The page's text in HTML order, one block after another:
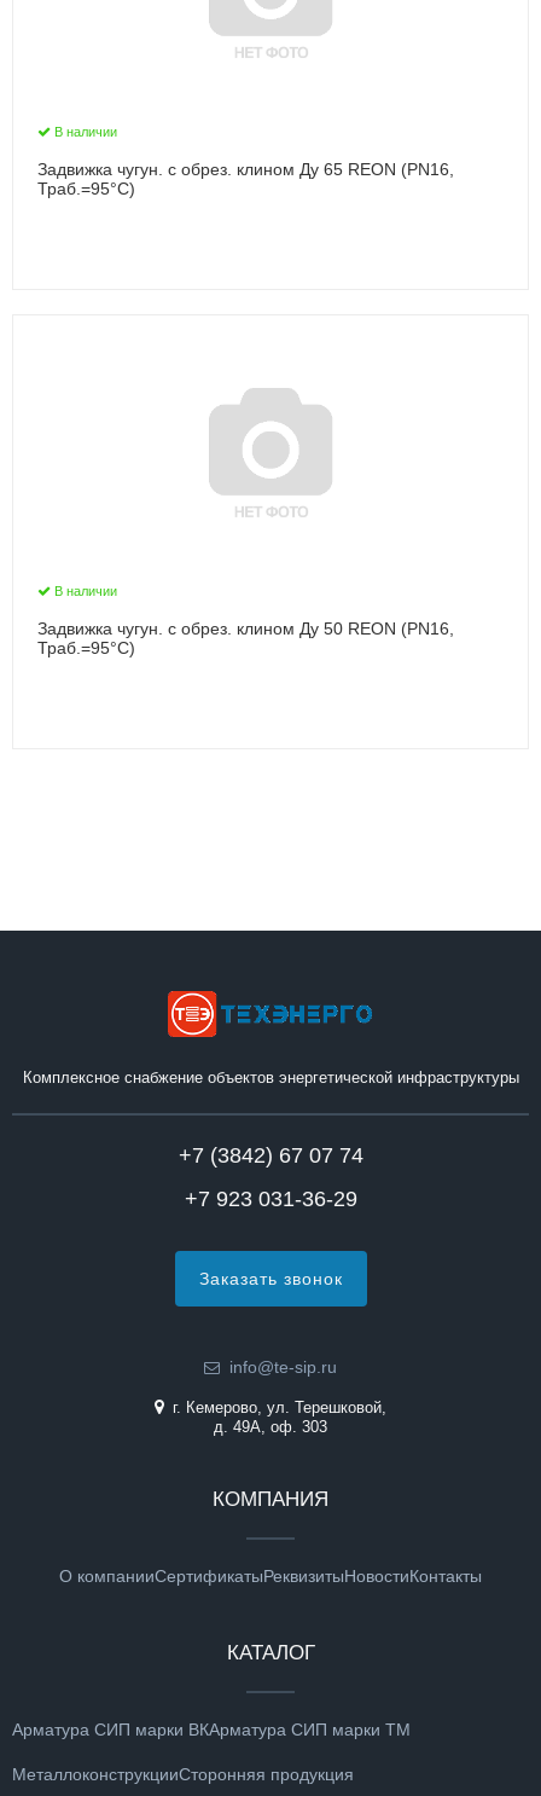
В наличии
Задвижка чугун. с обрез. клином Ду 65 REON (PN16,
Траб.=95°С)
В наличии
Задвижка чугун. с обрез. клином Ду 50 REON (PN16,
Траб.=95°С)
Комплексное снабжение объектов энергетической инфраструктуры
+7 (3842) 67 07 74
+7 923 031-36-29
Заказать звонок
info@te-sip.ru
г. Кемерово, ул. Терешковой,
д. 49А, оф. 303
КОМПАНИЯ
О компанииСертификатыРеквизитыНовостиКонтакты
КАТАЛОГ
Арматура СИП марки ВКАрматура СИП марки ТМ
МеталлоконструкцииСторонняя продукция